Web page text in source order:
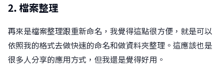
2. 檔案整理
再來是檔案整理跟重新命名，我覺得這點很方便，就是可以
依照我的格式去做快速的命名和做資料夾整理。這應該也是
很多人分享的應用方式，但我還是覺得好用。